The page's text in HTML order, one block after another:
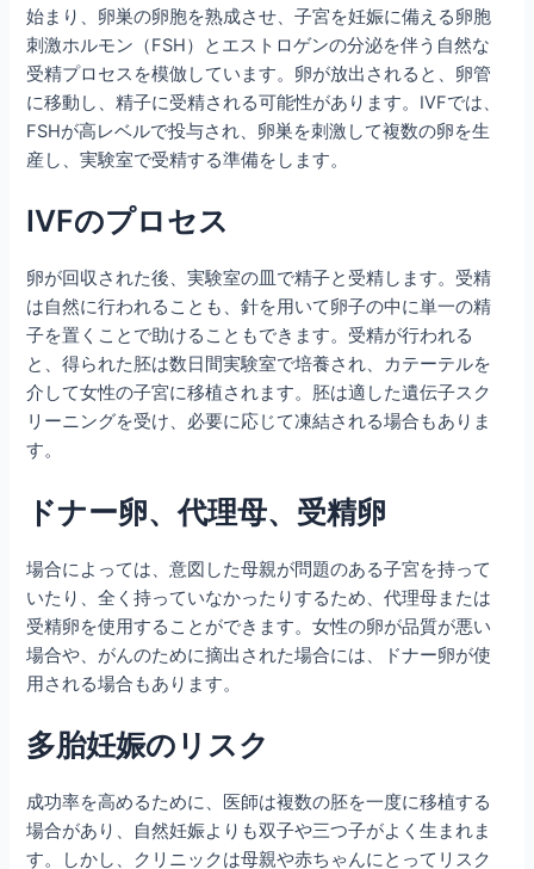
始まり、卵巣の卵胞を熟成させ、子宮を妊娠に備える卵胞
刺激ホルモン（FSH）とエストロゲンの分泌を伴う自然な
受精プロセスを模倣しています。卵が放出されると、卵管
に移動し、精子に受精される可能性があります。IVFでは、
FSHが高レベルで投与され、卵巣を刺激して複数の卵を生
産し、実験室で受精する準備をします。
IVFのプロセス
卵が回収された後、実験室の皿で精子と受精します。受精
は自然に行われることも、針を用いて卵子の中に単一の精
子を置くことで助けることもできます。受精が行われる
と、得られた胚は数日間実験室で培養され、カテーテルを
介して女性の子宮に移植されます。胚は適した遺伝子スク
リーニングを受け、必要に応じて凍結される場合もありま
す。
ドナー卵、代理母、受精卵
場合によっては、意図した母親が問題のある子宮を持って
いたり、全く持っていなかったりするため、代理母または
受精卵を使用することができます。女性の卵が品質が悪い
場合や、がんのために摘出された場合には、ドナー卵が使
用される場合もあります。
多胎妊娠のリスク
成功率を高めるために、医師は複数の胚を一度に移植する
場合があり、自然妊娠よりも双子や三つ子がよく生まれま
す。しかし、クリニックは母親や赤ちゃんにとってリスク